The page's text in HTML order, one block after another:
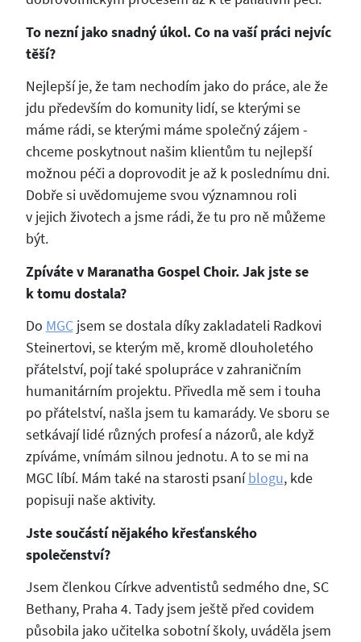
To nezní jako snadný úkol. Co na vaší práci nejvíc
těší?
Nejlepší je, že tam nechodím jako do práce, ale že
jdu především do komunity lidí, se kterými se
máme rádi, se kterými máme společný zájem -
chceme poskytnout našim klientům tu nejlepší
možnou péči a doprovodit je až k poslednímu dni.
Dobře si uvědomujeme svou významnou roli
v jejich životech a jsme rádi, že tu pro ně můžeme
být.
Zpíváte v Maranatha Gospel Choir. Jak jste se
k tomu dostala?
Do MGCjsem se dostala díky zakladateli Radkovi
Steinertovi, se kterým mě, kromě dlouholetého
přátelství, pojí také spolupráce v zahraničním
humanitárním projektu. Přivedla mě sem i touha
po přátelství, našla jsem tu kamarády. Ve sboru se
setkávají lidé různých profesí a názorů, ale když
zpíváme, vnímám silnou jednotu. A to se mi na
MGC líbí. Mám také na starosti psaníblogu, kde
popisuji naše aktivity.
Jste součástí nějakého křesťanského
společenství?
Jsem členkou Církve adventistů sedmého dne, SC
Bethany, Praha 4. Tady jsem ještě před covidem
působila jako učitelka sobotní školy, uváděla jsem